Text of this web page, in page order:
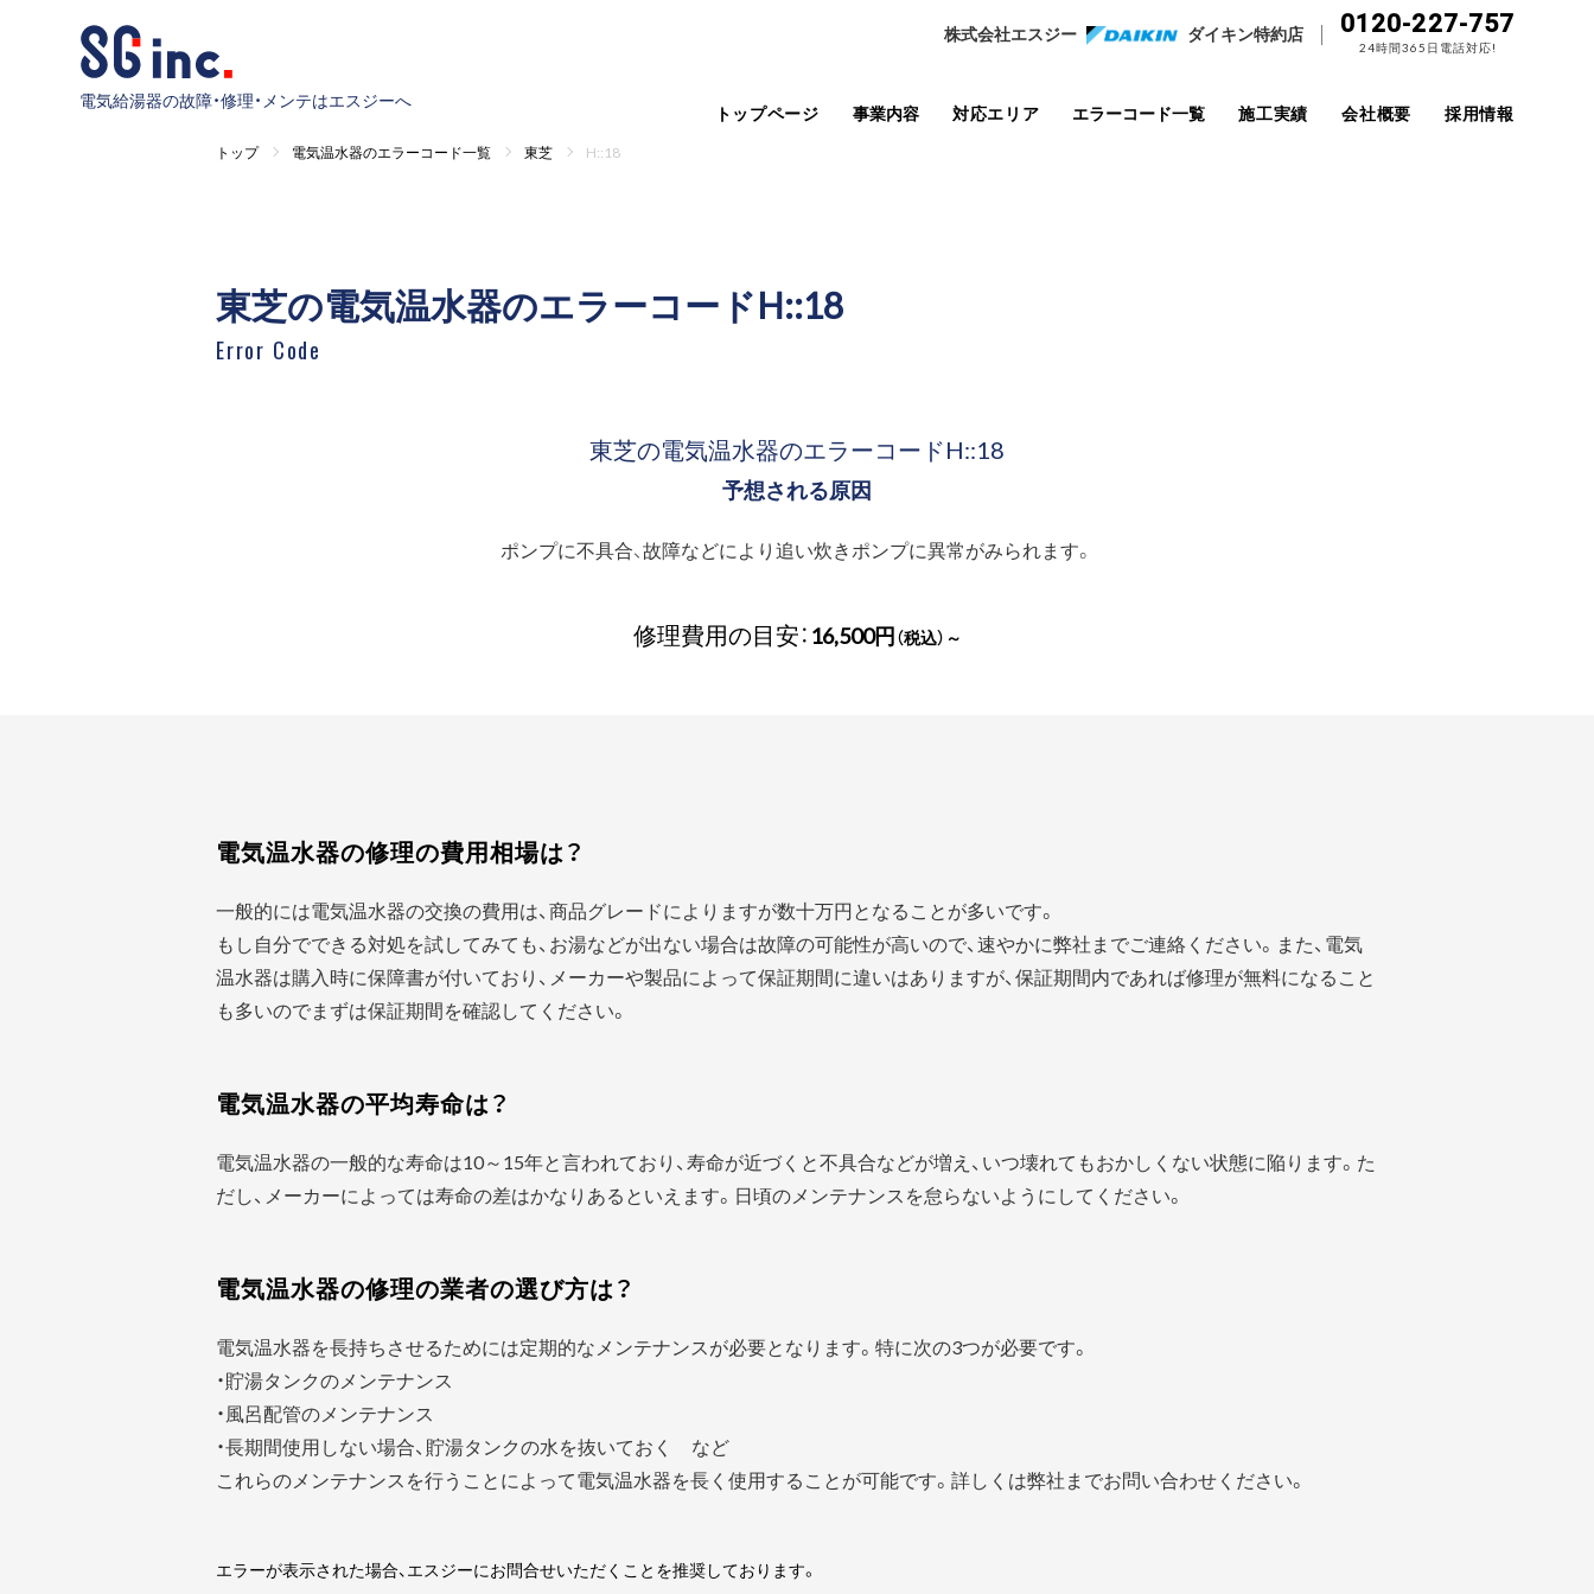
電気給湯器の故障・修理・メンテはエスジーへ
株式会社エスジー ダイキン特約店 0120-227-757
24時間365日電話対応!
トップページ 事業内容 対応エリア エラーコード一覧 施工実績 会社概要 採用情報
トップ 電気温水器のエラーコード一覧 東芝 H::18
東芝の電気温水器のエラーコードH::18
Error Code
東芝の電気温水器のエラーコードH::18
予想される原因
ポンプに不具合、故障などにより追い炊きポンプに異常がみられます。
修理費用の目安：16,500円（税込）～
電気温水器の修理の費用相場は？
一般的には電気温水器の交換の費用は、商品グレードによりますが数十万円となることが多いです。
もし自分でできる対処を試してみても、お湯などが出ない場合は故障の可能性が高いので、速やかに弊社までご連絡ください。また、電気
温水器は購入時に保障書が付いており、メーカーや製品によって保証期間に違いはありますが、保証期間内であれば修理が無料になること
も多いのでまずは保証期間を確認してください。
電気温水器の平均寿命は？
電気温水器の一般的な寿命は10～15年と言われており、寿命が近づくと不具合などが増え、いつ壊れてもおかしくない状態に陥ります。た
だし、メーカーによっては寿命の差はかなりあるといえます。日頃のメンテナンスを怠らないようにしてください。
電気温水器の修理の業者の選び方は？
電気温水器を長持ちさせるためには定期的なメンテナンスが必要となります。特に次の3つが必要です。
・貯湯タンクのメンテナンス
・風呂配管のメンテナンス
・長期間使用しない場合、貯湯タンクの水を抜いておく など
これらのメンテナンスを行うことによって電気温水器を長く使用することが可能です。詳しくは弊社までお問い合わせください。
エラーが表示された場合、エスジーにお問合せいただくことを推奨しております。